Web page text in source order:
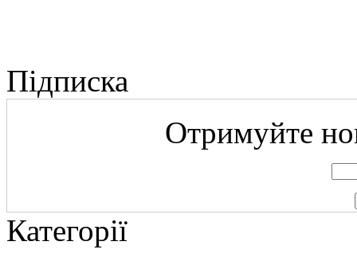
Підписка
Отримуйте
Категорії